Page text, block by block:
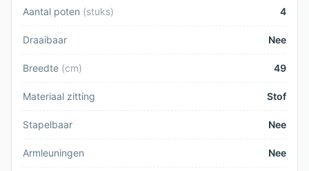
Aantal poten (stuks) 4
Draaibaar Nee
Breedte (cm) 49
Materiaal zitting Stof
Stapelbaar Nee
Armleuningen Nee